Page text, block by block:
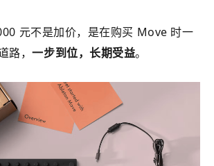
元不是加价，是在购买 Move 时一
路，一步到位，长期受益。